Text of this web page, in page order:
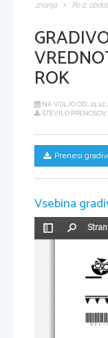
znanja
Po 2.
ROK
NA VOLJO OD:
ŠTEVILO
Prenesi
Vsebina
Preklopi